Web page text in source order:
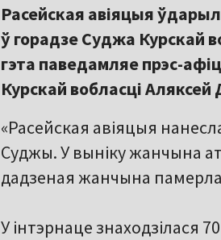
Расейская авіяцыя
ў горадзе Суджа Курскай
гэта паведамляе прэс-
Курскай вобласці Аляксей
«Расейская авіяцыя
Суджы. У выніку жанчына
дадзеная жанчына
У інтэрнаце знаходзілася